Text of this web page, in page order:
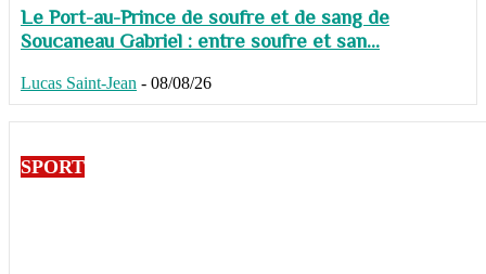
Le Port-au-Prince de soufre et de sang de
Soucaneau Gabriel : entre soufre et san...
Lucas Saint-Jean - 08/08/26
SPORT